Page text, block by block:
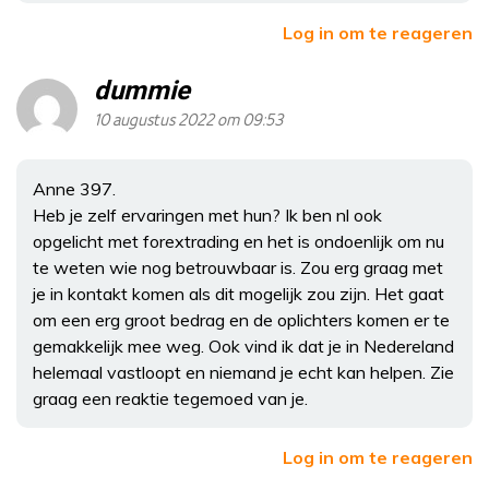
Log in om te reageren
dummie
10 augustus 2022 om 09:53
Anne 397.
Heb je zelf ervaringen met hun? Ik ben nl ook
opgelicht met forextrading en het is ondoenlijk om nu
te weten wie nog betrouwbaar is. Zou erg graag met
je in kontakt komen als dit mogelijk zou zijn. Het gaat
om een erg groot bedrag en de oplichters komen er te
gemakkelijk mee weg. Ook vind ik dat je in Nedereland
helemaal vastloopt en niemand je echt kan helpen. Zie
graag een reaktie tegemoed van je.
Log in om te reageren